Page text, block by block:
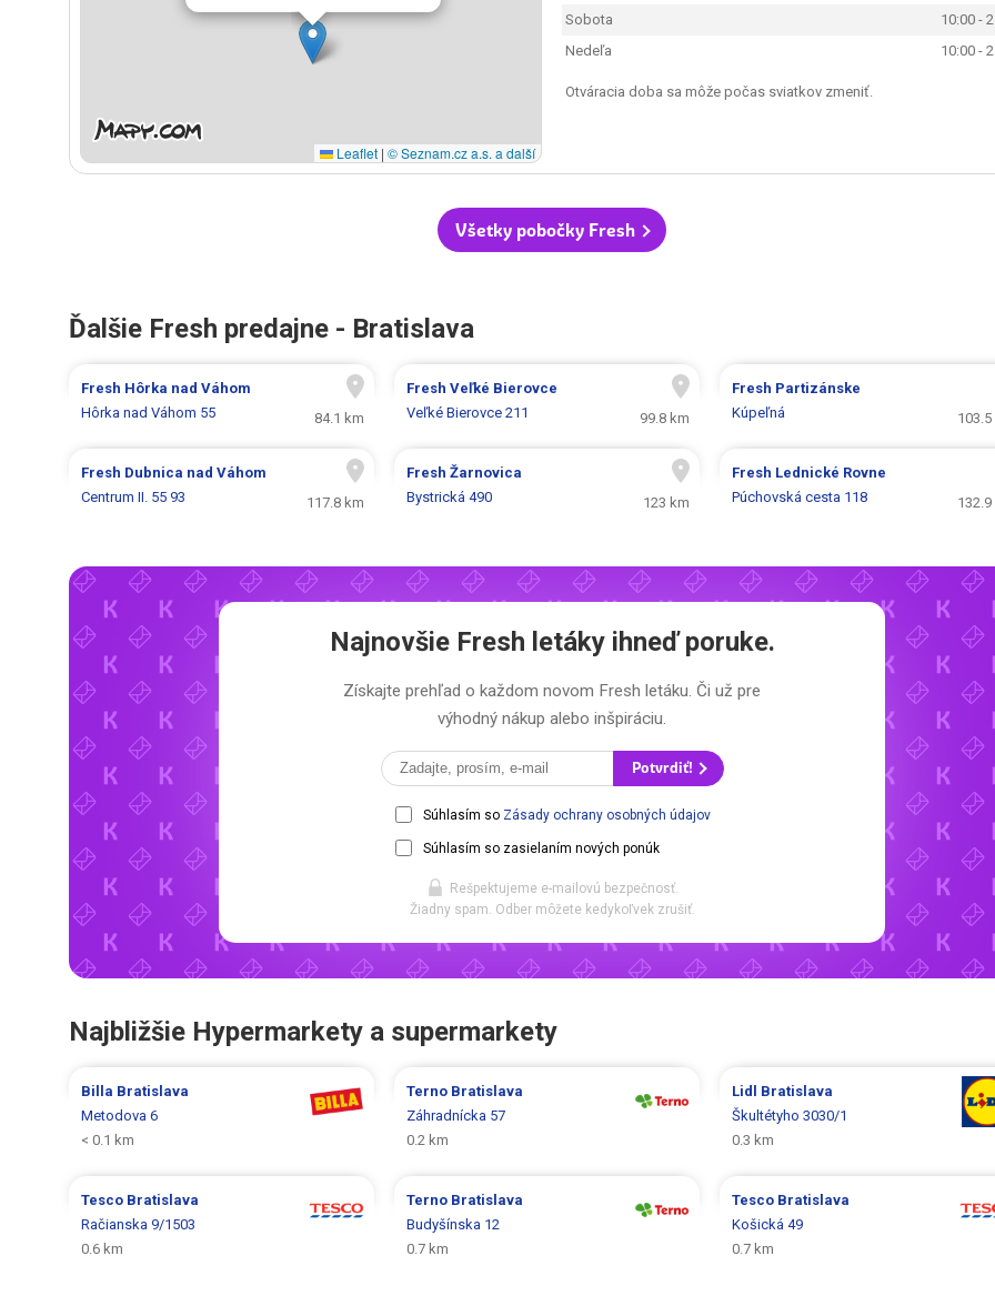
Leaflet | © Seznam.cz a.s. a další
Sobota
10:00 -
Nedeľa
10:00 -
Otváracia doba sa môže počas sviatkov zmeniť.
Všetky pobočky Fresh
Ďalšie Fresh predajne - Bratislava
Fresh Hôrka nad Váhom
Hôrka nad Váhom 55
84.1 km
Fresh Veľké Bierovce
Veľké Bierovce 211
99.8 km
Fresh Partizánske
Kúpeľná
103.5
Fresh Dubnica nad Váhom
Centrum II. 55 93
117.8 km
Fresh Žarnovica
Bystrická 490
123 km
Fresh Lednické Rovne
Púchovská cesta 118
132.9
Najnovšie Fresh letákyihneď poruke.
Získajte prehľad o každom novom Fresh letáku. Či už pre
výhodný nákup alebo inšpiráciu.
Potvrdiť!
Súhlasím so Zásady ochrany osobných údajov
Súhlasím so zasielaním nových ponúk
Rešpektujeme e-mailovú bezpečnosť.
Žiadny spam. Odber môžete kedykoľvek zrušiť.
Najbližšie Hypermarkety a supermarkety
Billa Bratislava
Metodova 6
< 0.1 km
Terno Bratislava
Záhradnícka 57
0.2 km
Lidl Bratislava
Škultétyho 3030/1
0.3 km
Tesco Bratislava
Račianska 9/1503
0.6 km
Terno Bratislava
Budyšínska 12
0.7 km
Tesco Bratislava
Košická 49
0.7 km